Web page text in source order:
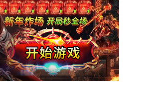
官方版v1.1.5
侧耳倾听官方版是一个非常独特的迷宫闯关休闲游戏，该游戏是由一名开发者在用眼过度且眼睛感到疲累时的灵光一现所创造。
城市狂暴官方版 v1.5